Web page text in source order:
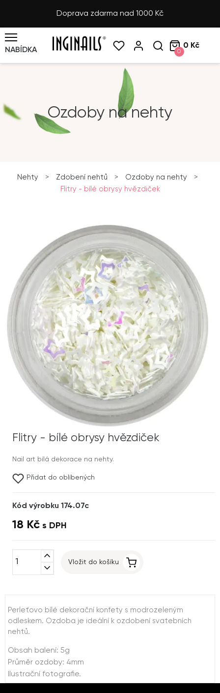
Doprava zdarma nad 1000 Kč
NABÍDKA 0
0 Kč
Ozdoby na nehty
Nehty > Zdobení nehtů > Ozdoby na nehty
>
Flitry - bílé obrysy hvězdiček
Flitry - bílé obrysy hvězdiček
Nail art bílá dekorace na nehty.
Přidat do oblíbených
Kód výrobku 174.07c
18 Kč s DPH
expand_less
expand_more
Vložit do košíku
Perleťovo bílé dekorační konfety s modrozeleným
odleskem. Ozdoba je ideální k ozdobení svatebních
nehtů.
Obsah balení: 5g
Průměr ozdoby: 4mm
Ilustrační fotografie.